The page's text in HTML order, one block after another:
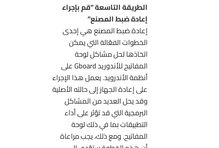
الطريقة التاسعة “قم بإجراء
إعادة ضبط المصنع”
إعادة ضبط المصنع هي إحدى
الخطوات الفعّالة التي يمكن
اتخاذها لحل مشاكل لوحة
المفاتيح للأندوريد Gboard على
أنظمة الأندرويد. يعمل هذا الإجراء
على إعادة الجهاز إلى حالته الأصلية
وقد يحل العديد من المشاكل
البرمجية التي قد تؤثر على أداء
التطبيقات بما في ذلك لوحة
المفاتيح. ومع ذلك، يجب مراعاة